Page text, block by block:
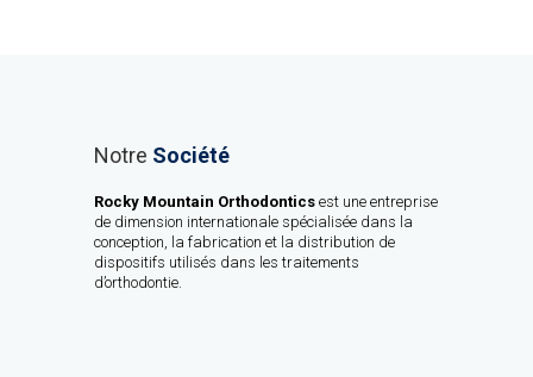
Notre Société
Rocky Mountain Orthodontics est une entreprise
de dimension internationale spécialisée dans la
conception, la fabrication et la distribution de
dispositifs utilisés dans les traitements
d’orthodontie.